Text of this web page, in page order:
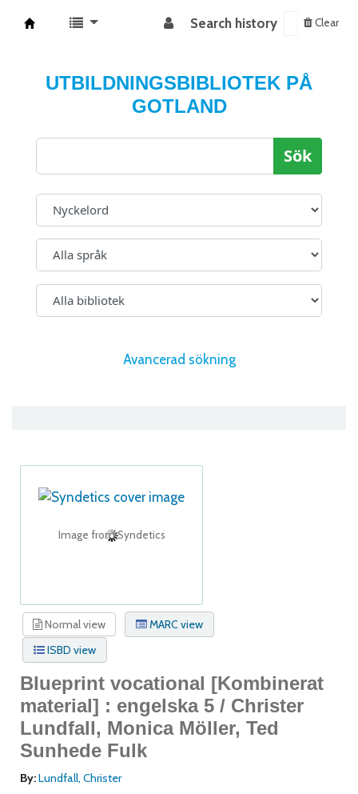
Search history Clear
UTBILDNINGSBIBLIOTEK PÅ
GOTLAND
Sök
Avancerad sökning
Image from Syndetics
Normal view
MARC view
ISBD view
Blueprint vocational [Kombinerat
material] : engelska 5 / Christer
Lundfall, Monica Möller, Ted
Sunhede Fulk
By:Lundfall, Christer